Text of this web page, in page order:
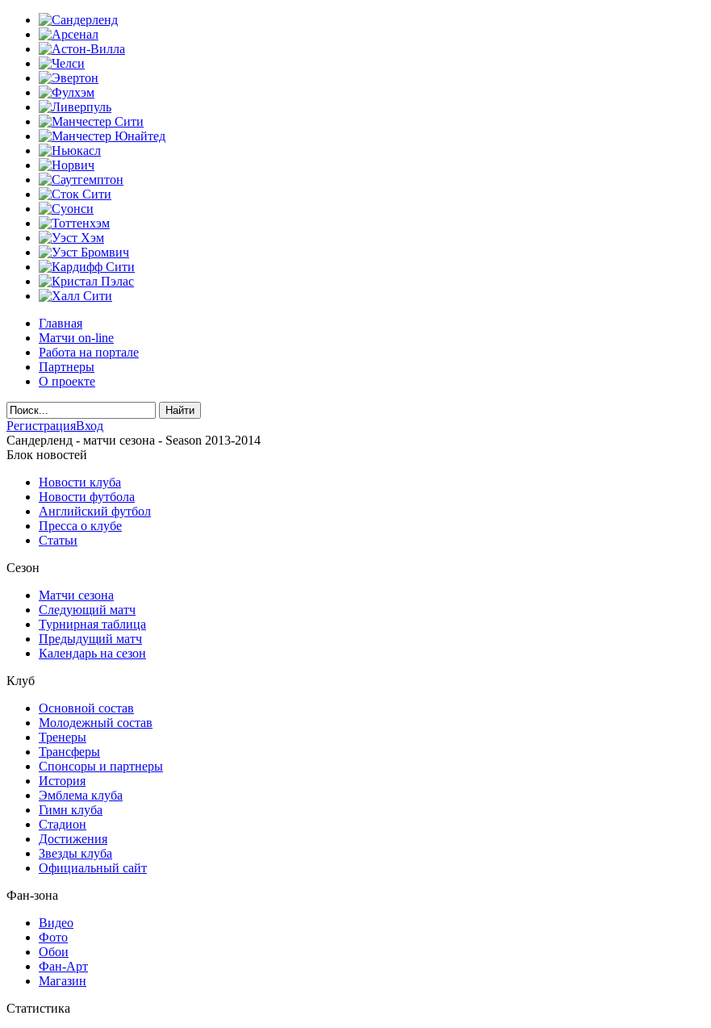
Главная
Матчи on-line
Работа на портале
Партнеры
О проекте
РегистрацияВход
Сандерленд - матчи сезона - Season 2013-2014
Блок новостей
Новости клуба
Новости футбола
Английский футбол
Пресса о клубе
Статьи
Сезон
Матчи сезона
Следующий матч
Турнирная таблица
Предыдущий матч
Календарь на сезон
Клуб
Основной состав
Молодежный состав
Тренеры
Трансферы
Спонсоры и партнеры
История
Эмблема клуба
Гимн клуба
Стадион
Достижения
Звезды клуба
Официальный сайт
Фан-зона
Видео
Фото
Обои
Фан-Арт
Магазин
Статистика